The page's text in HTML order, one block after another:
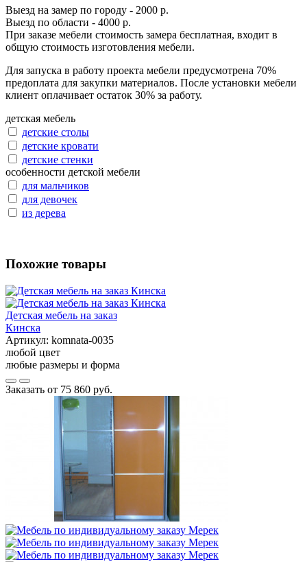
Выезд на замер по городу - 2000 р.
Выезд по области - 4000 р.
При заказе мебели стоимость замера бесплатная, входит в
общую стоимость изготовления мебели.
Для запуска в работу проекта мебели предусмотрена 70%
предоплата для закупки материалов. После установки мебели
клиент оплачивает остаток 30% за работу.
детская мебель
детские столы
детские кровати
детские стенки
особенности детской мебели
для мальчиков
для девочек
из дерева
Похожие товары
Детская мебель на заказ
Кинска
Артикул: komnata-0035
любой цвет
любые размеры и форма
Заказать от 75 860 руб.